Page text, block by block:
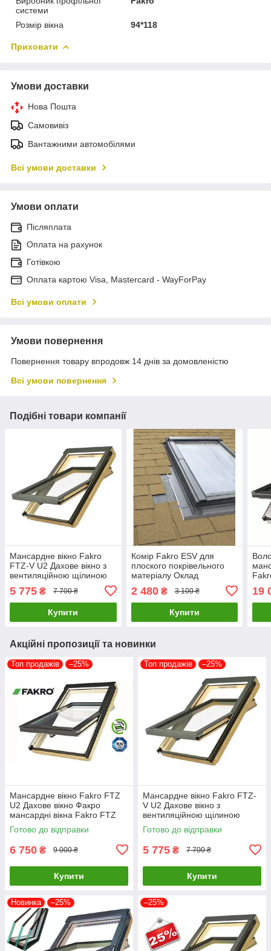
системи
Розмір вікна 94*118
Приховати
Умови доставки
Нова Пошта
Самовивіз
Вантажними автомобілями
Всі умови доставки
Умови оплати
Післяплата
Оплата на рахунок
Готівкою
Оплата картою Visa, Mastercard - WayForPay
Всі умови оплати
Умови повернення
Повернення товару впродовж 14 днів за домовленістю
Всі умови повернення
Подібні товари компанії
Мансардне вікно Fakro
FTZ-V U2 Дахове вікно з
вентиляційною щілиною
5 775 ₴ 7 700 ₴
Купити
Комір Fakro ESV для
плоского покрівельного
матеріалу Оклад
(гідроізоляційний фартух)
для дахового вікна Факро
2 480₴ 3 100 ₴
Купити
19
Акційні пропозиції та новинки
Топ продажів –25%
Мансардне вікно Fakro FTZ
U2 Дахове вікно Факро
мансардні вікна Fakro FTZ
U2
Готово до відправки
6 750 ₴ 9 000 ₴
Купити
Топ продажів –25%
Мансардне вікно Fakro FTZ-
V U2 Дахове вікно з
вентиляційною щілиною
Факро
Готово до відправки
5 775 ₴ 7 700 ₴
Купити
Новинка –25% –25%